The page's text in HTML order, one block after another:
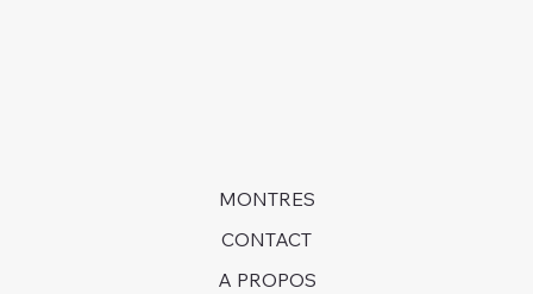
MONTRES
CONTACT
A PROPOS